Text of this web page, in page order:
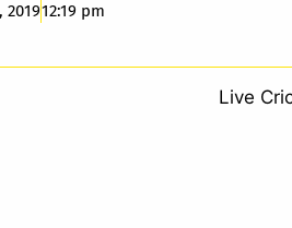
201912:19 pm
Live